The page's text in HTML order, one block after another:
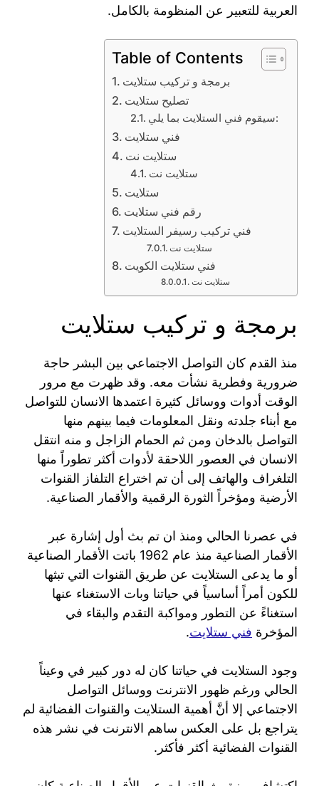
العربية للتعبير عن المنظومة بالكامل.
Table of Contents
برمجة و تركيب ستلايت
تصليح ستلايت
سيقوم فني الستلايت بما يلي:
فني ستلايت
ستلايت نت
ستلايت نت
ستلايت
رقم فني ستلايت
فني تركيب رسيفر الستلايت
ستلايت نت
فني ستلايت الكويت
ستلايت نت
برمجة و تركيب ستلايت
منذ القدم كان التواصل الاجتماعي بين البشر حاجة
ضرورية وفطرية نشأت معه. وقد ظهرت مع مرور
الوقت أدوات ووسائل كثيرة اعتمدها الانسان للتواصل
مع أبناء جلدته ونقل المعلومات فيما بينهم منها
التواصل بالدخان ومن ثم الحمام الزاجل و منه انتقل
الانسان في العصور اللاحقة لأدوات أكثر تطوراً منها
التلغراف والهاتف إلى أن تم اختراع التلفاز القنوات
الأرضية ومؤخراً الثورة الرقمية والأقمار الصناعية.
في عصرنا الحالي ومنذ ان تم بث أول إشارة عبر
الأقمار الصناعية منذ عام 1962 باتت الأقمار الصناعية
أو ما يدعى الستلايت عن طريق القنوات التي تبثها
للكون أمراً أساسياً في حياتنا وبات الاستغناء عنها
استغناءً عن التطور ومواكبة التقدم والبقاء في
المؤخرة فني ستلايت.
وجود الستلايت في حياتنا كان له دور كبير في وعيناً
الحالي ورغم ظهور الانترنت ووسائل التواصل
الاجتماعي إلا أنَّ أهمية الستلايت والقنوات الفضائية لم
يتراجع بل على العكس ساهم الانترنت في نشر هذه
القنوات الفضائية أكثر فأكثر.